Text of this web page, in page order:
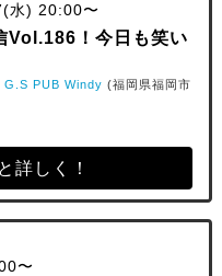
水) 20:00〜
Vol.186！今日も笑い
PUB Windy (福岡県福岡市
詳しく！
〜